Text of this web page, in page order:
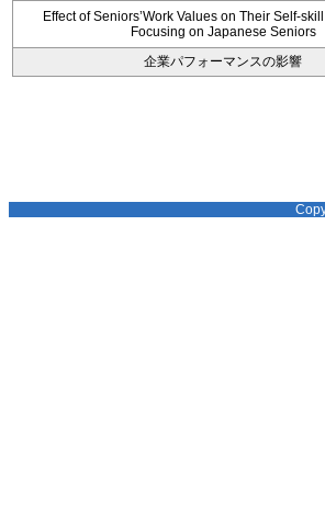
Effect of Seniors’Work Values on Their Self-
Focusing on Japanese Seniors
企業パフォーマンスの影響